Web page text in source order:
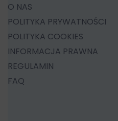
O NAS
POLITYKA PRYWATNOŚCI
POLITYKA COOKIES
INFORMACJA PRAWNA
REGULAMIN
FAQ